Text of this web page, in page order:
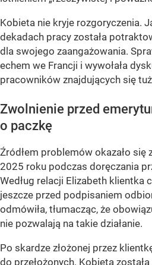
Kobieta nie kryje rozgoryczenia.
dekadach pracy została
dla swojego zaangażowania.
echem we Francji i wywołała
pracowników znajdujących się
Zwolnienie przed
o paczkę
Źródłem problemów okazało się
2025 roku podczas doręczania
Według relacji Elizabeth klientka
jeszcze przed podpisaniem
odmówiła, tłumacząc, że
nie pozwalają na takie działanie.
Po skardze złożonej przez
do przełożonych. Kobieta